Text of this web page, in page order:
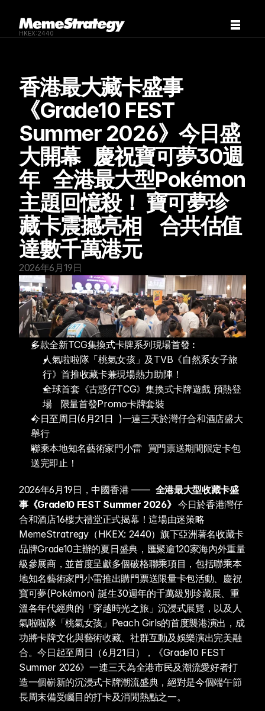
香港最大藏卡盛事
《Grade10 FEST
Summer 2026》今日盛
大開幕   慶祝寶可夢30週
年   全港最大型Pokémon
主題回憶殺！ 寶可夢珍
藏卡震撼亮相    合共估值
達數千萬港元
2026年6月19日
多款全新TCG集換式卡牌系列現場首發︰
人氣啦啦隊「桃氣女孩」及TVB《自然系女子旅
行》首推收藏卡兼現場熱力助陣！
全球首套《古惑仔TCG》集換式卡牌遊戲 預熱登
場   限量首發Promo卡牌套裝
今日至周日(6月21日  )一連三天於灣仔合和酒店盛大
舉行
聯乘本地知名藝術家門小雷  買門票送期間限定卡包
送完即止！
2026年6月19日，中國香港 —— 全港最大型收藏卡盛
事《Grade10 FEST Summer 2026》 今日於香港灣仔
合和酒店16樓大禮堂正式揭幕！這場由迷策略
MemeStratregy（HKEX: 2440）旗下亞洲著名收藏卡
品牌Grade10主辦的夏日盛典，匯聚逾120家海內外重量
級參展商，並首度呈獻多個破格聯乘項目，包括聯乘本
地知名藝術家門小雷推出購門票送限量卡包活動、慶祝
寶可夢(Pokémon) 誕生30週年的千萬級別珍藏展、重
溫各年代經典的「穿越時光之旅」沉浸式展覽，以及人
氣啦啦隊「桃氣女孩」Peach Girls的首度襲港演出，成
功將卡牌文化與藝術收藏、社群互動及娛樂演出完美融
合。今日起至周日（6月21日），《Grade10 FEST
Summer 2026》一連三天為全港市民及潮流愛好者打
造一個嶄新的沉浸式卡牌潮流盛典，絕對是今個端午節
長周末備受矚目的打卡及消閒熱點之一。
HKEX:2440